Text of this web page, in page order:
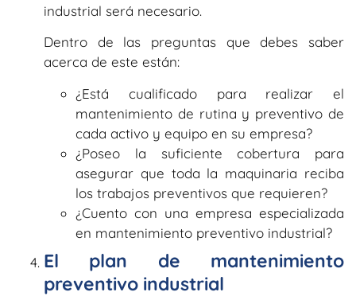
industrial será necesario.
Dentro de las preguntas que debes saber
acerca de este están:
¿Está cualificado para realizar el
mantenimiento de rutina y preventivo de
cada activo y equipo en su empresa?
¿Poseo la suficiente cobertura para
asegurar que toda la maquinaria reciba
los trabajos preventivos que requieren?
¿Cuento con una empresa especializada
en mantenimiento preventivo industrial?
El plan de mantenimiento
preventivo industrial